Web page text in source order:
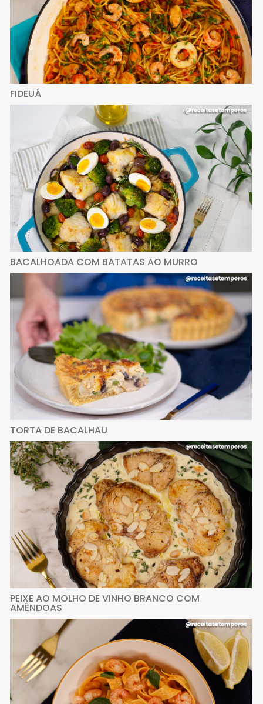
FIDEUÁ
BACALHOADA COM BATATAS AO MURRO
TORTA DE BACALHAU
PEIXE AO MOLHO DE VINHO BRANCO COM
AMÊNDOAS